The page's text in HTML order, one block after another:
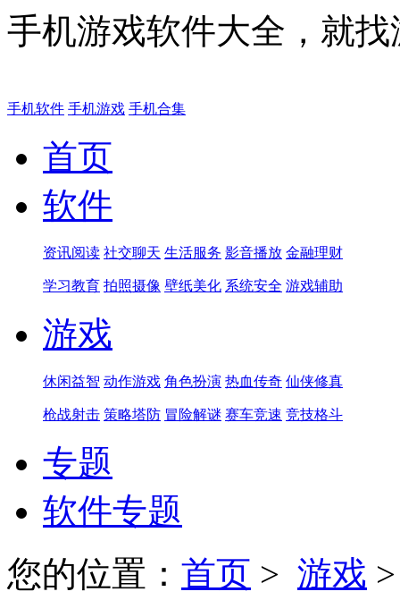
手机游戏软件大全，就
手机软件 手机游戏 手机合集
首页
软件
资讯阅读 社交聊天 生活服务 影音播放 金融理财
学习教育 拍照摄像 壁纸美化 系统安全 游戏辅助
游戏
休闲益智 动作游戏 角色扮演 热血传奇 仙侠修真
枪战射击 策略塔防 冒险解谜 赛车竞速 竞技格斗
专题
软件专题
您的位置： 首页 > 游戏